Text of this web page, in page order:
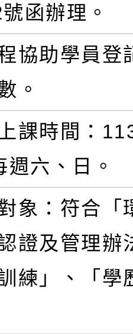
函辦理。
協助學員登
。
課時間：
週六、日。
象：符合「
證及管理辦
練」、「學